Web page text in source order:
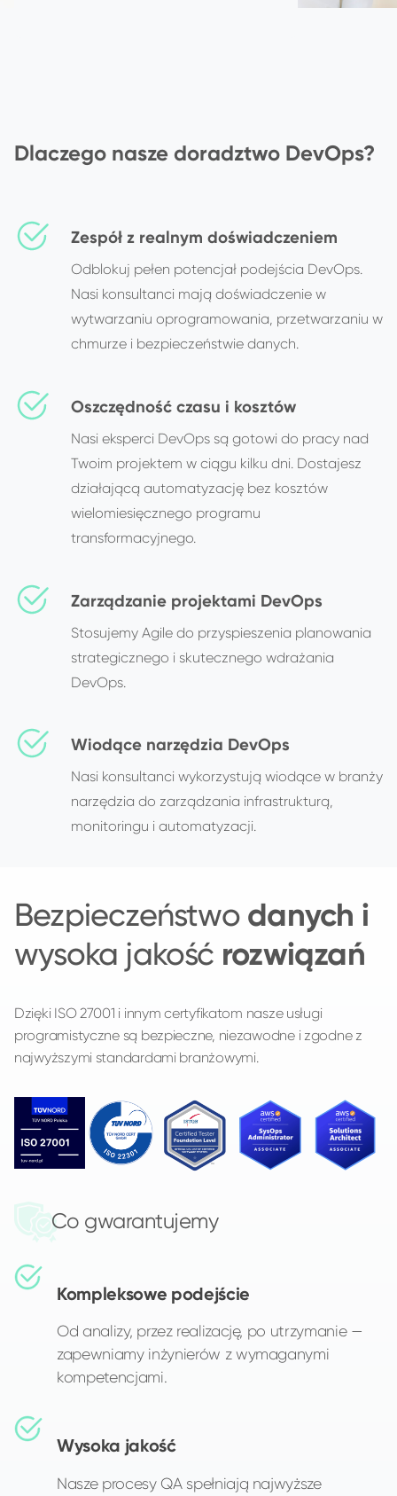
Dlaczego nasze doradztwo DevOps?
Zespół z realnym doświadczeniem
Odblokuj pełen potencjał podejścia DevOps.
Nasi konsultanci mają doświadczenie w
wytwarzaniu oprogramowania, przetwarzaniu w
chmurze i bezpieczeństwie danych.
Oszczędność czasu i kosztów
Nasi eksperci DevOps są gotowi do pracy nad
Twoim projektem w ciągu kilku dni. Dostajesz
działającą automatyzację bez kosztów
wielomiesięcznego programu
transformacyjnego.
Zarządzanie projektami DevOps
Stosujemy Agile do przyspieszenia planowania
strategicznego i skutecznego wdrażania
DevOps.
Wiodące narzędzia DevOps
Nasi konsultanci wykorzystują wiodące w branży
narzędzia do zarządzania infrastrukturą,
monitoringu i automatyzacji.
Bezpieczeństwodanych i
wysoka jakość rozwiązań
Dzięki ISO 27001 i innym certyfikatom nasze usługi
programistyczne są bezpieczne, niezawodne i zgodne z
najwyższymi standardami branżowymi.
Co gwarantujemy
Kompleksowe podejście
Od analizy, przez realizację, po utrzymanie —
zapewniamy inżynierów z wymaganymi
kompetencjami.
Wysoka jakość
Nasze procesy QA spełniają najwyższe